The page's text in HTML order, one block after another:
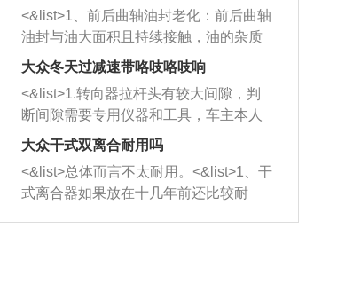
西取出来。但如果是因为积碳过多引起
的堵塞，就需要将三元催化器泡在草酸
洗剂对堵塞的情况得到解决，将清洗剂
放在燃油箱中，与燃油混合后，车辆启
动时，就可以和汽油一起进入到燃烧
室，最后形成废气排出，就可以让三元
催化器得到清洗，排气管堵塞的情况就
能够得到解决。
一圈半的练习，往右同样也要打相同的
圈数。 <&list>3、最后强调要反复练
习，这样就可以形成肌肉记忆，在真实
驾驶车辆时，不需要记忆也能打好方
向。
<&list>1、前后曲轴油封老化：前后曲轴
油封与油大面积且持续接触，油的杂质
和发动机内持续温度变化使其密封效果
逐渐减弱，导致渗油或漏油。<&list>2、
活塞间隙过大：积碳会使活塞环与缸体
的间隙扩大，导致机油流入燃烧室中，
造成烧机油。<&list>3、机油粘度。使用
机油粘度过小的话，同样会有烧机油现
象，机油粘度过小具有很好的流动性，
大众冬天过减速带咯吱咯吱响
<&list>1.转向器拉杆头有较大间隙，判
断间隙需要专用仪器和工具，车主本人
无法制作，需要将车辆送到修理厂或4s
店；<&list>2.车辆半轴套管防尘罩破
裂，破裂后会出现漏油现象，使半轴磨
损严重，磨损的半轴容易损坏，产生异
响；<&list>3.稳定器的转向胶套和球头
大众干式双离合耐用吗
<&list>总体而言不太耐用。<&list>1、干
式离合器如果放在十几年前还比较耐